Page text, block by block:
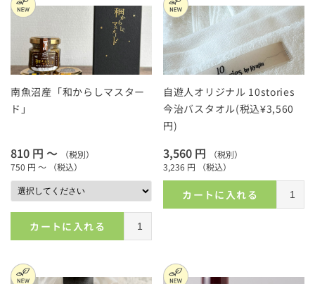
南魚沼産「和からしマスター
ド」
810 円 ～
（税別）
750 円 ～
（税込）
カートに入れる
自遊人オリジナル 10stories
今治バスタオル(税込¥3,560
円)
3,560 円
（税別）
3,236 円
（税込）
カートに入れる